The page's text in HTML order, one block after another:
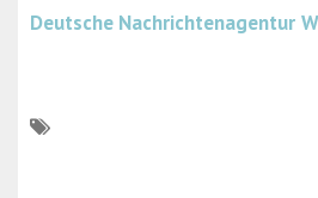
Deutsche Nachrichtenagentur